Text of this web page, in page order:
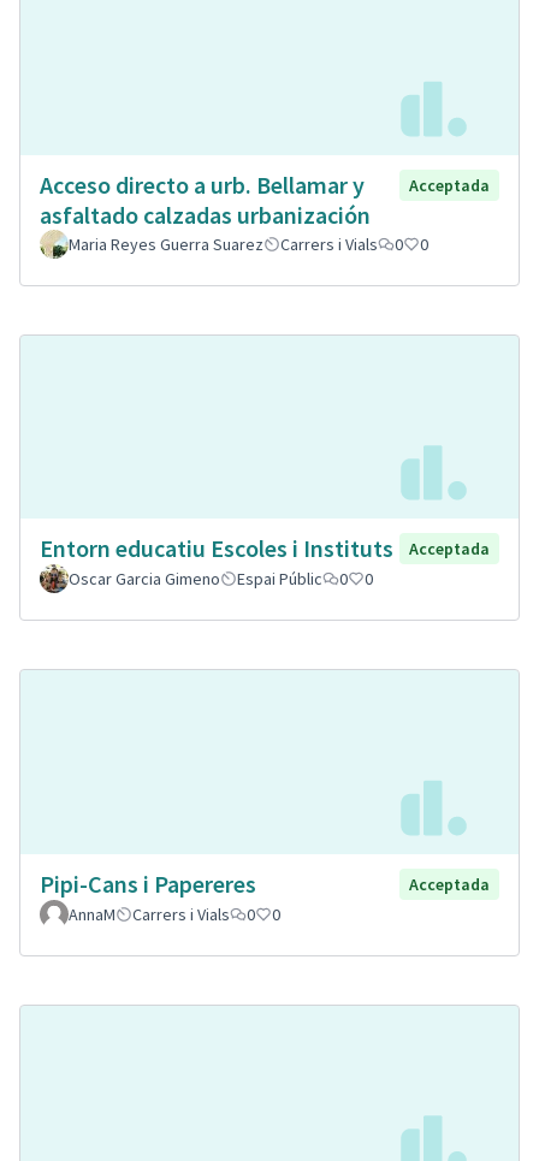
Acceso directo a urb. Bellamar y
asfaltado calzadas urbanización
Acceptada
Maria Reyes Guerra Suarez Carrers i Vials 0 0
Entorn educatiu Escoles i Instituts
Acceptada
Oscar Garcia Gimeno
Espai Públic 0 0
Pipi-Cans i Papereres
Acceptada
AnnaM
Carrers i Vials 0 0